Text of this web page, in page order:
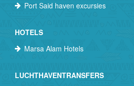
Port Said haven excursies
HOTELS
Marsa Alam Hotels
LUCHTHAVENTRANSFERS